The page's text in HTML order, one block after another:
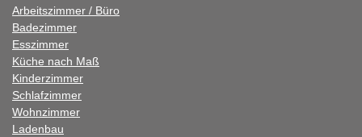
Arbeitszimmer / Büro
Badezimmer
Esszimmer
Küche nach Maß
Kinderzimmer
Schlafzimmer
Wohnzimmer
Ladenbau